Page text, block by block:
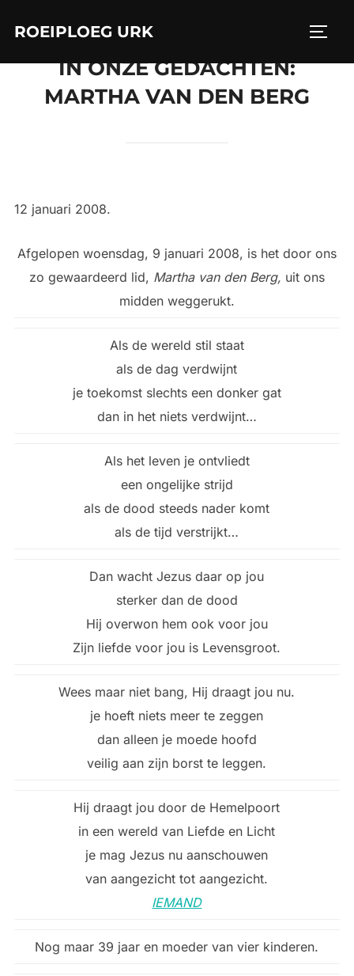
naarROEIPLOEG URK
IN ONZE GEDACHTEN:
MARTHA VAN DEN BERG
12 januari 2008.
Afgelopen woensdag, 9 januari 2008, is het door ons
zo gewaardeerd lid, Martha van den Berg, uit ons
midden weggerukt.
Als de wereld stil staat
als de dag verdwijnt
je toekomst slechts een donker gat
dan in het niets verdwijnt…
Als het leven je ontvliedt
een ongelijke strijd
als de dood steeds nader komt
als de tijd verstrijkt…
Dan wacht Jezus daar op jou
sterker dan de dood
Hij overwon hem ook voor jou
Zijn liefde voor jou is Levensgroot.
Wees maar niet bang, Hij draagt jou nu.
je hoeft niets meer te zeggen
dan alleen je moede hoofd
veilig aan zijn borst te leggen.
Hij draagt jou door de Hemelpoort
in een wereld van Liefde en Licht
je mag Jezus nu aanschouwen
van aangezicht tot aangezicht.
IEMAND
Nog maar 39 jaar en moeder van vier kinderen.